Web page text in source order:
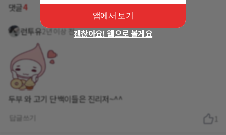
댓글4
런투유2년 이상 전
두부 와 고기 단백이들은 진리저~^^
1
앱에서 보기
괜찮아요! 웹으로 볼게요